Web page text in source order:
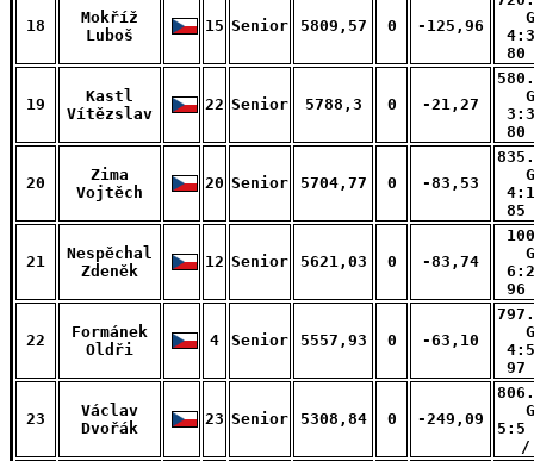
18
Mokříž
Luboš
15 Senior 5809,57 0 -125,96
19
Kastl
Vítězslav
22 Senior 5788,3 0 -21,27
20
Zima
Vojtěch
20 Senior 5704,77 0 -83,53
21
Nespěchal
Zdeněk
12 Senior 5621,03 0 -83,74
22
Formánek
Oldři
4 Senior 5557,93 0 -63,10
23
Václav
Dvořák
23 Senior 5308,84 0 -249,09
5:5
/